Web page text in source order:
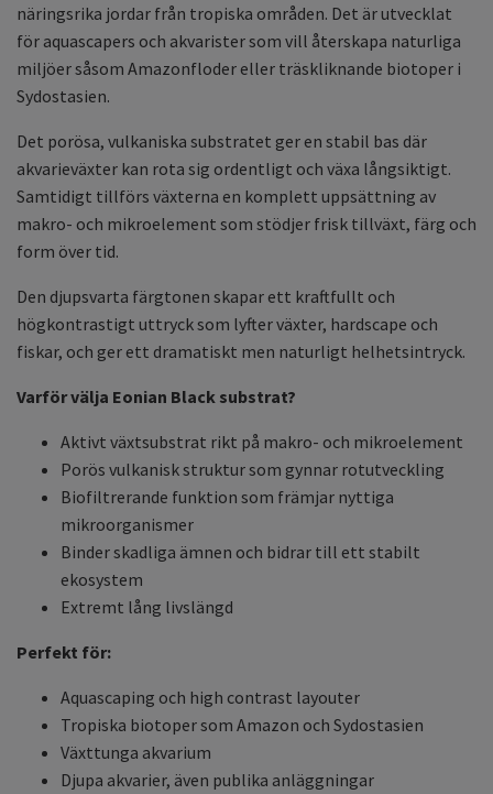
näringsrika jordar från tropiska områden. Det är utvecklat
för aquascapers och akvarister som vill återskapa naturliga
miljöer såsom Amazonfloder eller träskliknande biotoper i
Sydostasien.
Det porösa, vulkaniska substratet ger en stabil bas där
akvarieväxter kan rota sig ordentligt och växa långsiktigt.
Samtidigt tillförs växterna en komplett uppsättning av
makro- och mikroelement som stödjer frisk tillväxt, färg och
form över tid.
Den djupsvarta färgtonen skapar ett kraftfullt och
högkontrastigt uttryck som lyfter växter, hardscape och
fiskar, och ger ett dramatiskt men naturligt helhetsintryck.
Varför välja Eonian Black substrat?
Aktivt växtsubstrat rikt på makro- och mikroelement
Porös vulkanisk struktur som gynnar rotutveckling
Biofiltrerande funktion som främjar nyttiga
mikroorganismer
Binder skadliga ämnen och bidrar till ett stabilt
ekosystem
Extremt lång livslängd
Perfekt för:
Aquascaping och high contrast layouter
Tropiska biotoper som Amazon och Sydostasien
Växttunga akvarium
Djupa akvarier, även publika anläggningar